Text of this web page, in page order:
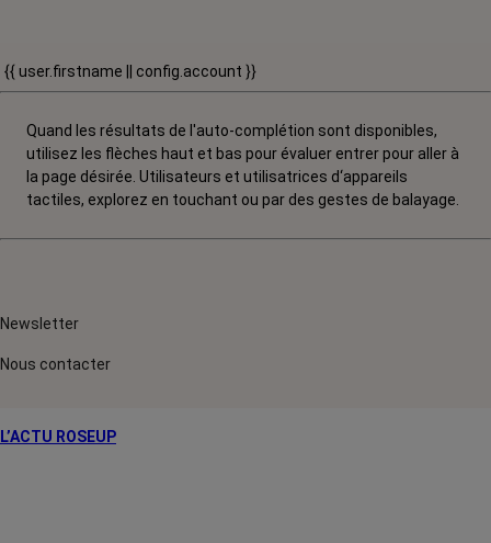
{{ user.firstname || config.account }}
Quand les résultats de l'auto-complétion sont disponibles,
utilisez les flèches haut et bas pour évaluer entrer pour aller à
la page désirée. Utilisateurs et utilisatrices d‘appareils
tactiles, explorez en touchant ou par des gestes de balayage.
Newsletter
Nous contacter
L’ACTU ROSEUP